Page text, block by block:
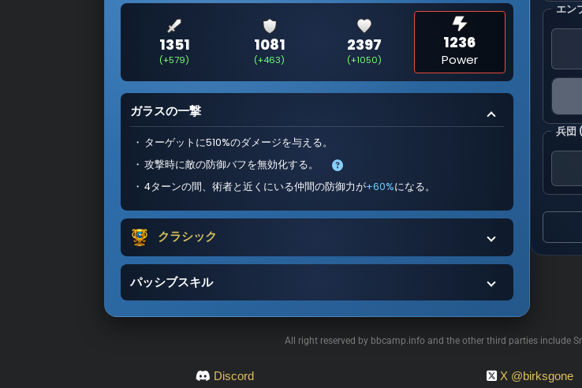
1351
(+579)
1081
(+463)
2397
(+1050)
1236
Power
ガラスの一撃
ターゲットに510%のダメージを与える。
攻撃時に敵の防御バフを無効化する。
4ターンの間、術者と近くにいる仲間の防御力が+60%になる。
クラシック
パッシブスキル
エン
兵団
All right reserved by bbcamp.info and the other third parties include
Discord X @birksgone